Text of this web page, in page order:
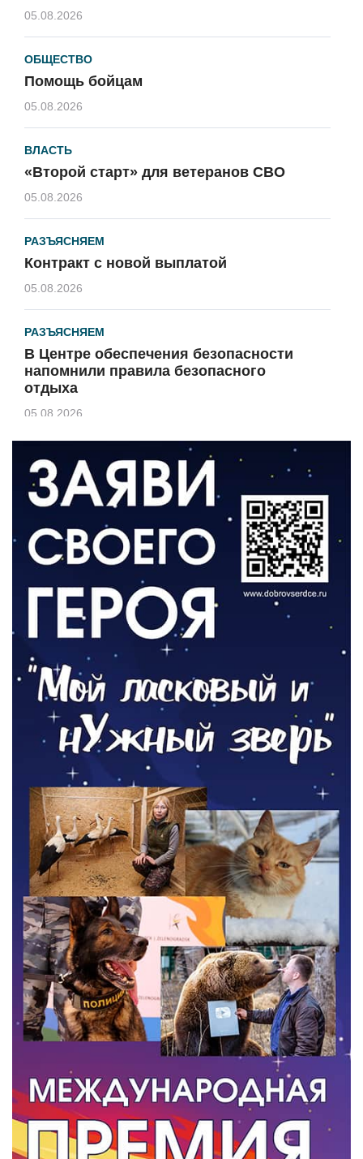
05.08.2026
ОБЩЕСТВО
Помощь бойцам
05.08.2026
ВЛАСТЬ
«Второй старт» для ветеранов СВО
05.08.2026
РАЗЪЯСНЯЕМ
Контракт с новой выплатой
05.08.2026
РАЗЪЯСНЯЕМ
В Центре обеспечения безопасности
напомнили правила безопасного
отдыха
05.08.2026
КУЛЬТУРА
Афиша Зеленоградска
04.08.2026
РАЗЪЯСНЯЕМ
Борьба с борщевиком продолжается
04.08.2026